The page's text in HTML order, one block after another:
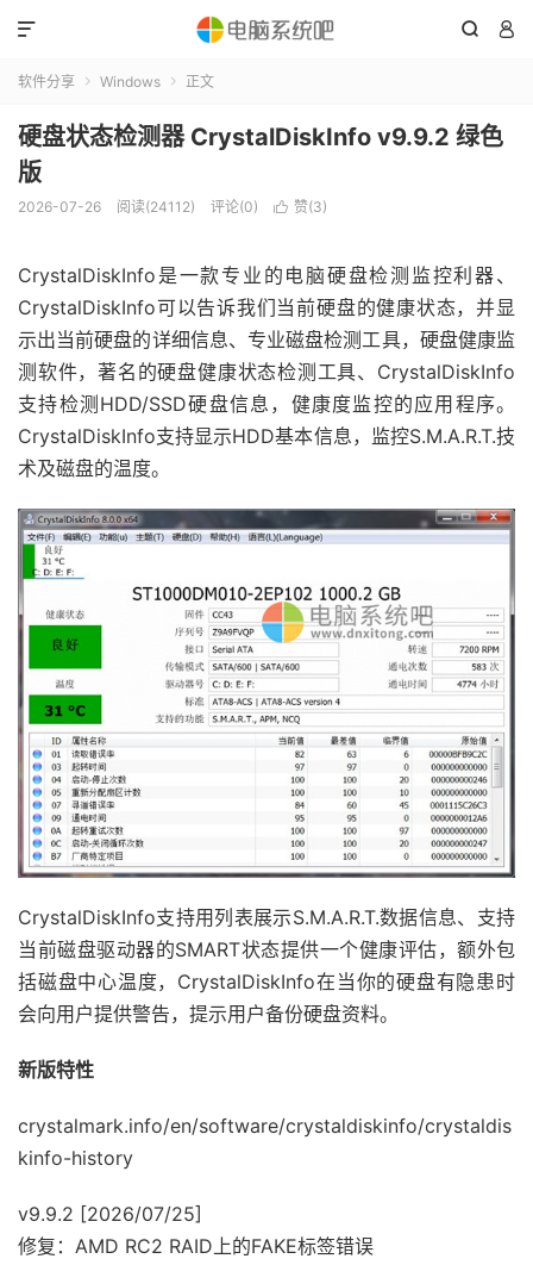
 

软件分享  Windows  正文
硬盘状态检测器 CrystalDiskInfo v9.9.2 绿色
版
2026-07-26 阅读(24112) 评论(0)  赞(3)
CrystalDiskInfo是一款专业的电脑硬盘检测监控利器、
CrystalDiskInfo可以告诉我们当前硬盘的健康状态，并显
示出当前硬盘的详细信息、专业磁盘检测工具，硬盘健康监
测软件，著名的硬盘健康状态检测工具、CrystalDiskInfo
支持检测HDD/SSD硬盘信息，健康度监控的应用程序。
CrystalDiskInfo支持显示HDD基本信息，监控S.M.A.R.T.技
术及磁盘的温度。
CrystalDiskInfo支持用列表展示S.M.A.R.T.数据信息、支持
当前磁盘驱动器的SMART状态提供一个健康评估，额外包
括磁盘中心温度，CrystalDiskInfo在当你的硬盘有隐患时
会向用户提供警告，提示用户备份硬盘资料。
新版特性
crystalmark.info/en/software/crystaldiskinfo/crystaldis
kinfo-history
v9.9.2 [2026/07/25]
修复：AMD RC2 RAID上的FAKE标签错误